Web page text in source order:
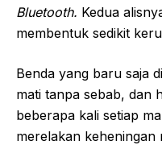
Bluetooth. Kedua
membentuk sedikit
Benda yang baru saja
mati tanpa sebab, dan
beberapa kali setiap
merelakan keheningan